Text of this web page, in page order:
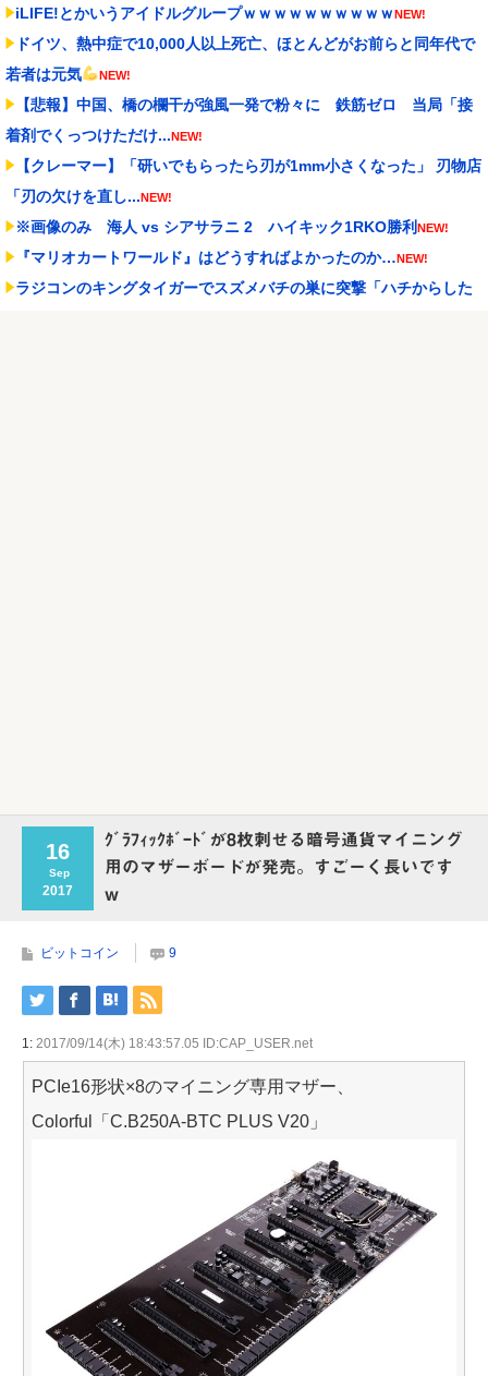
iLIFE!とかいうアイドルグループｗｗｗｗｗｗｗｗｗｗNEW!
ドイツ、熱中症で10,000人以上死亡、ほとんどがお前らと同年代で
若者は元気
NEW!
【悲報】中国、橋の欄干が強風一発で粉々に 鉄筋ゼロ 当局「接
着剤でくっつけただけ...NEW!
【クレーマー】「研いでもらったら刃が1mm小さくなった」 刃物店
「刃の欠けを直し...NEW!
※画像のみ 海人 vs シアサラニ 2 ハイキック1RKO勝利 NEW!
『マリオカートワールド』はどうすればよかったのか…NEW!
ラジコンのキングタイガーでスズメバチの巣に突撃「ハチからした
16
Sep
2017
ｸﾞﾗﾌｨｯｸﾎﾞｰﾄﾞが8枚刺せる暗号通貨マイニング
用のマザーボードが発売。すごーく長いです
w
ビットコイン 9
1: 2017/09/14(木) 18:43:57.05 ID:CAP_USER.net
PCIe16形状×8のマイニング専用マザー、
Colorful「C.B250A-BTC PLUS V20」